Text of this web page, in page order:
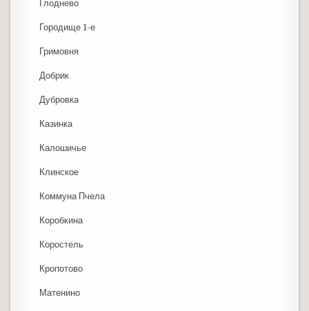
Глоднево
Городище 1-е
Гримовня
Добрик
Дубровка
Казинка
Калошичье
Клинское
Коммуна Пчела
Коробкина
Коростель
Кропотово
Матенино